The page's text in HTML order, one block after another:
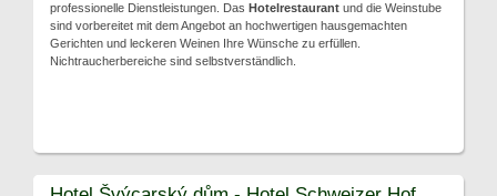
professionelle Dienstleistungen. Das Hotelrestaurant und die Weinstube
sind vorbereitet mit dem Angebot an hochwertigen hausgemachten
Gerichten und leckeren Weinen Ihre Wünsche zu erfüllen.
Nichtraucherbereiche sind selbstverständlich.